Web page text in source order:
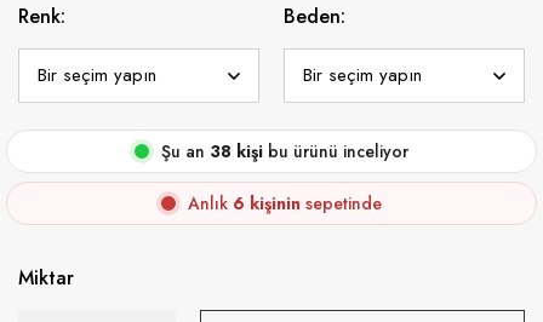
Renk: Beden:
Şu an 38 kişi bu ürünü inceliyor
Anlık 6 kişinin sepetinde
Miktar